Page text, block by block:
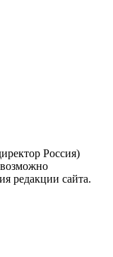
Россия)
редакции сайта.